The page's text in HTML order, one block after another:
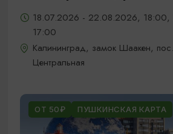
18.07.2026 - 22.08.2026, 18:00,
17:00
Калининград, замок Шаакен,
Центральная
ОТ 50₽ ПУШКИНСКАЯ КАРТА